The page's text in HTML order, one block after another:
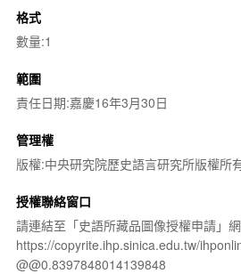
格式
數量:1
範圍
責任日期:嘉慶16年3月30日
管理權
版權:中央研究院歷史語言研究所版權所
授權聯絡窗口
請連結至「史語所藏品圖像授權申請」
https://copyrite.ihp.sinica.edu.tw/
@@0.8397848014139848